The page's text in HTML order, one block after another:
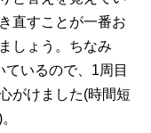
直すことが一番お
しょう。ちなみ
いるので、1周目
がけました(時間短